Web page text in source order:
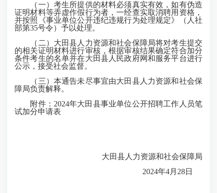
（一） 考生所提供的材料必须真实有效，如有伪造
证明材料等弄虚作假行为者，一经查实取消聘用资格，
并按照《事业单位公开违纪违规行为处理规定》（人社
部第35号令）予以处理。
（二） 大田县人力资源和社会保障局将对考生提交
的相关证明材料进行审核，根据审核结果确定符合加分
条件考生的名单并在大田县人民政府网和服务平台进行
公示，接受社会监督。
（三） 本通告未尽事宜由大田县人力资源和社会保
障局负责解释。
附件：2024年大田县事业单位公开招聘工作人员笔
试加分申请表
大田县人力资源和社会保障局
2024年4月28日